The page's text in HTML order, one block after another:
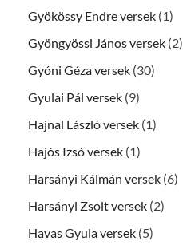
Gyökössy Endre versek (1)
Gyöngyössi János versek (2)
Gyóni Géza versek (30)
Gyulai Pál versek (9)
Hajnal László versek (1)
Hajós Izsó versek (1)
Harsányi Kálmán versek (6)
Harsányi Zsolt versek (2)
Havas Gyula versek (5)